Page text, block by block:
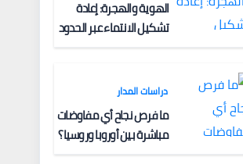
الهوية والهجرة: إعادة
تشكيل الانتماء عبر الحدود
دراسات المدار
ما فرص نجاح أي مفاوضات
مباشرة بين أوروبا وروسيا؟